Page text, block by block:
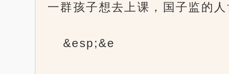
一群孩子想去上课，国子监的
&esp;&e